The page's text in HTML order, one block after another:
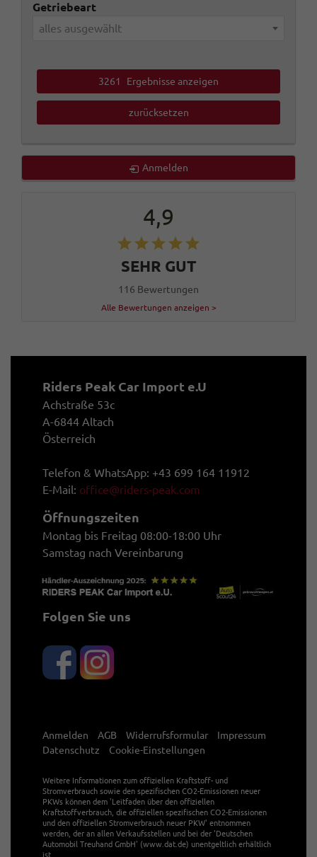
Getriebeart
alles ausgewählt
3261 Ergebnisse anzeigen
zurücksetzen
Anmelden
4,9
SEHR GUT
116 Bewertungen
Alle Bewertungen anzeigen >
Riders Peak Car Import e.U
Achstraße 53c
A-6844 Altach
Österreich
Telefon & WhatsApp: +43 699 164 11912
E-Mail: office@riders-peak.com
Öffnungszeiten
Montag bis Freitag 08:00-18:00 Uhr
Samstag nach Vereinbarung
Folgen Sie uns
Anmelden AGB Widerrufsformular
Impressum
Datenschutz
Cookie-Einstellungen
Weitere Informationen zum offiziellen Kraftstoff- und
Stromverbrauch sowie den spezifischen CO2-Emissionen neuer
PKWs können dem 'Leitfaden über den offiziellen
Kraftstoffverbrauch, die offiziellen spezifischen CO2-Emissionen
und den offiziellen Stromverbrauch neuer PKW' entnommen
werden, der an allen Verkaufsstellen und bei der 'Deutschen
Automobil Treuhand GmbH' (www.dat.de) unentgeltlich erhältlich
ist.